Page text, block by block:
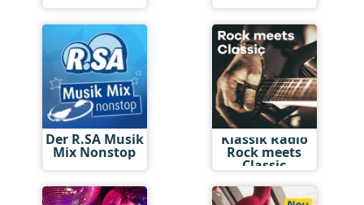
Der R.SA Musik
Mix Nonstop
Klassik Radio
Rock meets
Classic